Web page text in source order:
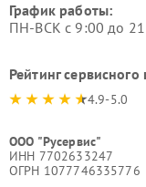
График работы:
ПН-ВСК с 9:00 до
Рейтинг сервисного
4.9-5.0
ООО "Русервис"
ИНН 7702633247
ОГРН 1077746335776